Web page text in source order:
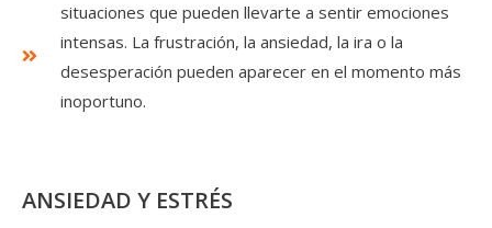
situaciones que pueden llevarte a sentir emociones
intensas. La frustración, la ansiedad, la ira o la
desesperación pueden aparecer en el momento más
inoportuno.
ANSIEDAD Y ESTRÉS